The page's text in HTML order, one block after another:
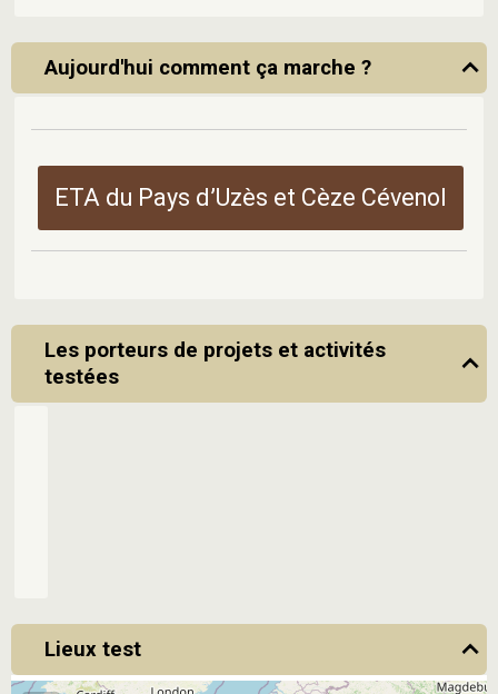
Aujourd'hui comment ça marche ?
ETA du Pays d’Uzès et Cèze Cévenol
Les porteurs de projets et activités
testées
Lieux test